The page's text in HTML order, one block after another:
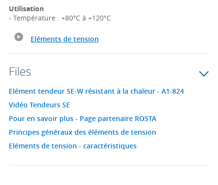
Utilisation
- Température : +80°C à +120°C.
Eléments de tension
Files
Elément tendeur SE-W résistant à la chaleur - A1-824
Vidéo Tendeurs SE
Pour en savoir plus - Page partenaire ROSTA
Principes généraux des éléments de tension
Eléments de tension - caractéristiques